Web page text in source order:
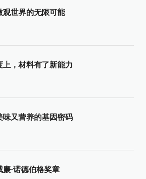
观世界的无限可能
，材料有了新能力
味又营养的基因密码
·诺德伯格奖章